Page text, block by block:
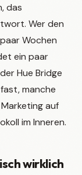
das
Wer den
Wochen
ein paar
Hue Bridge
manche
auf
im Inneren.
wirklich